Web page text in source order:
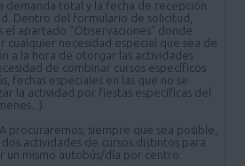
demanda total y la fecha de recepción
Dentro del formulario de solicitud,
el apartado "Observaciones” donde
cualquier necesidad especial que sea de
a la hora de otorgar las actividades
de combinar cursos específicos
fechas especiales en las que no se
la actividad por fiestas específicas del
procuraremos, siempre que sea posible,
actividades de cursos distintos para
un mismo autobús/día por centro.